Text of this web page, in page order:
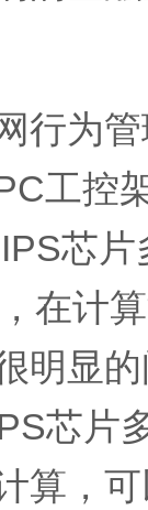
行为
工控
芯
在计
明显
芯片
算，